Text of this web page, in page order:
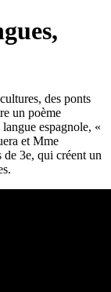
des ponts
un poème
espagnole, «
et Mme
de 3e, qui créent un